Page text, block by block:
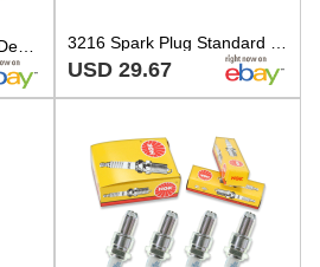
Denso Set 4 U-Groove Design Spark Plugs Gap 0.040 For Mitsubishi Mirage 1.5L L4
USD 29.67